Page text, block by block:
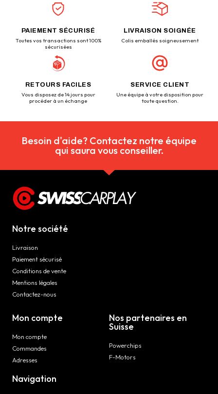
PAIEMENT SÉCURISÉ
Toutes vos transactions sont 100%
sécurisées
LIVRAISON SOIGNÉE
Colis emballés soigneusement
RETOURS FACILES
Vous disposez de 14 jours pour
procéder à un échange
SERVICE CLIENT
Une équipe à votre disposition pour
toute question.
Besoin d'aide? Contactez notre équipe
qui saura vous conseiller.
Notre société
Livraison
Paiement sécurisé
Conditions de vente
Mentions légales
Contactez-nous
Mon compte
Mon compte
Commandes
Adresses
Navigation
Nos partenaires en
Suisse
Powerchips
F-Motors